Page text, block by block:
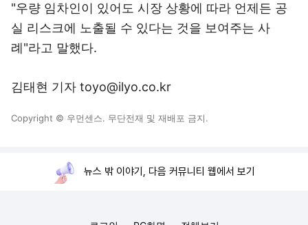
"우량 임차인이 있어도 시장 상황에 따라 언제든 공
실 리스크에 노출될 수 있다는 것을 보여주는 사
례"라고 말했다.
김태현 기자 toyo@ilyo.co.kr
Copyright © 우먼센스. 무단전재 및 재배포 금지.
뉴스 밖 이야기, 다음 커뮤니티 웹에서 보기